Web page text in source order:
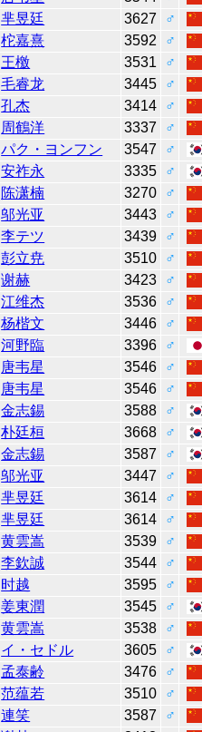
芈昱廷 3627
♂
柁嘉熹 3592
♂
王檄 3531
♂
毛睿龙 3445
♂
孔杰 3414
♂
周鶴洋 3337
♂
パク・ヨンフン 3547
♂
安祚永 3335
♂
陈潇楠 3270
♂
邬光亚 3443
♂
李テツ 3439
♂
彭立尭 3510
♂
谢赫 3423
♂
江维杰 3536
♂
杨楷文 3446
♂
河野臨 3396
♂
唐韦星 3546
♂
唐韦星 3546
♂
金志錫 3588
♂
朴廷桓 3668
♂
金志錫 3587
♂
邬光亚 3447
♂
芈昱廷 3614
♂
芈昱廷 3614
♂
黄雲嵩 3539
♂
李欽誠 3544
♂
时越 3595
♂
姜東潤 3545
♂
黄雲嵩 3538
♂
イ・セドル 3605
♂
孟泰齢 3476
♂
范蕴若 3510
♂
連笑 3587
♂